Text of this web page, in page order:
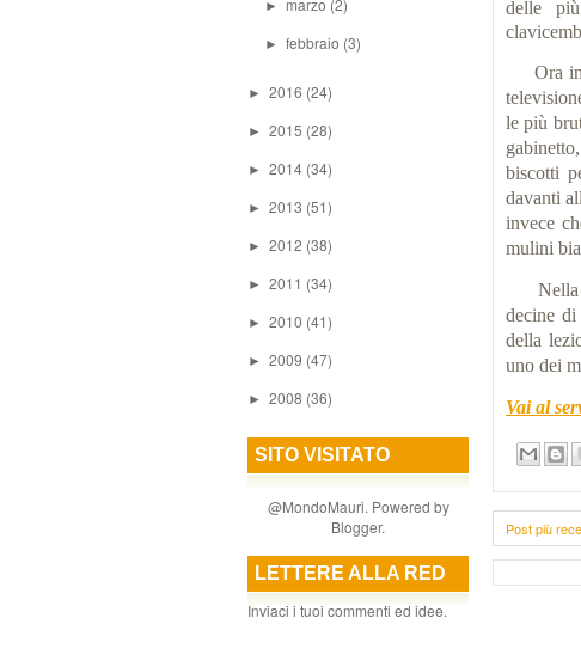
► marzo (2)
►febbraio (3)
► 2016 (24)
► 2015 (28)
► 2014 (34)
► 2013 (51)
► 2012 (38)
► 2011 (34)
► 2010 (41)
► 2009 (47)
► 2008 (36)
SITO VISITATO
@MondoMauri. Powered by
Blogger.
LETTERE ALLA RED
Inviaci i tuoi commenti ed idee.
delle
Ora
le più
biscotti
davanti
invece
mulini
decine di
della
uno dei
Vai al
Post più